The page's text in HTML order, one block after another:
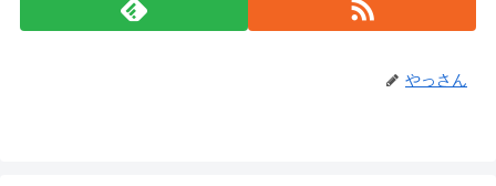
やっさん